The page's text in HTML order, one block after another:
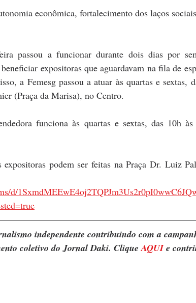
econômica, fortalecimento dos laços
passou a funcionar durante dois dias por
expositoras que aguardavam na fila de
a Femesg passou a atuar às quartas e sextas,
(Praça da Marisa), no Centro.
funciona às quartas e sextas, das 10h
expositoras podem ser feitas na Praça Dr. Luiz
d/
independente contribuindo com a
coletivo do Jornal Daki. Clique AQUI e